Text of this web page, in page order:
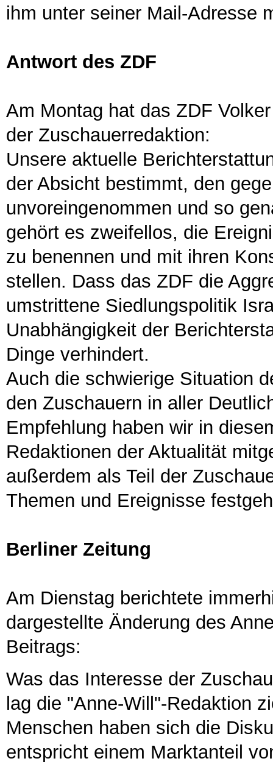
ihm unter seiner Mail-Adresse
Antwort des ZDF
Am Montag hat das ZDF
der Zuschauerredaktion:
Unsere aktuelle
der Absicht bestimmt, den
unvoreingenommen und so
gehört es zweifellos, die
zu benennen und mit ihren
stellen. Dass das ZDF die
umstrittene Siedlungspolitik
Unabhängigkeit der
Dinge verhindert.
Auch die schwierige Situation
den Zuschauern in aller
Empfehlung haben wir in
Redaktionen der Aktualität
außerdem als Teil der
Themen und Ereignisse
Berliner Zeitung
Am Dienstag berichtete
dargestellte Änderung des
Beitrags:
Was das Interesse der
lag die "Anne-Will"-Redaktion
Menschen haben sich die
entspricht einem Marktanteil